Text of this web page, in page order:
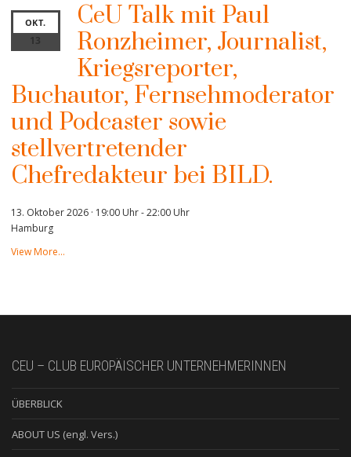
OKT.
13
CeU Talk mit Paul
Ronzheimer, Journalist,
Kriegsreporter,
Buchautor, Fernsehmoderator
und Podcaster sowie
stellvertretender
Chefredakteur bei BILD.
13. Oktober 2026 · 19:00 Uhr-22:00 Uhr
Hamburg
View More…
CEU – CLUB EUROPÄISCHER UNTERNEHMERINNEN
ÜBERBLICK
ABOUT US (engl. Vers.)